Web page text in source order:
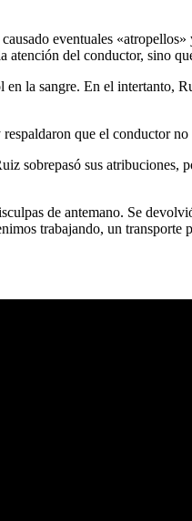
eventuales «atropellos»
atención del conductor, sino
la sangre. En el intertanto,
que el conductor
sobrepasó sus atribuciones,
de antemano. Se
trabajando, un